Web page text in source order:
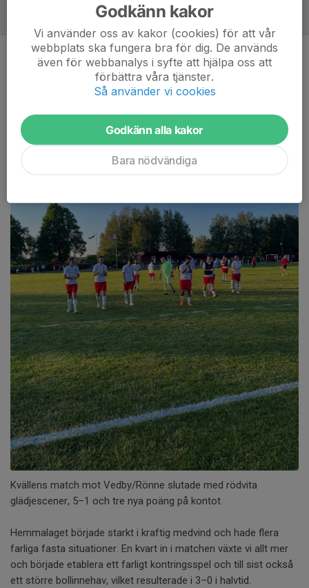
Ny storseger mot Vedby/Rönne
Kvällens match mot Vedby/Rönne slutade med rödvita
glädjescener, 5–1 och tre nya poäng på kontot.
Hemmalaget började starkt i kraftig medvind och hade flera
farliga fasta situationer. En kvart in i matchen växte vi allt mer
och började etablera ett farligt kontringsspel och till sist också
ett större bollinnehav, vilket resulterade i 3–0 i halvtid.
Godkänn kakor
Vi använder oss av kakor (cookies) för att vår
webbplats ska fungera bra för dig. De används
även för webbanalys i syfte att hjälpa oss att
förbättra våra tjänster.
Så använder vi cookies
Godkänn alla kakor
Bara nödvändiga